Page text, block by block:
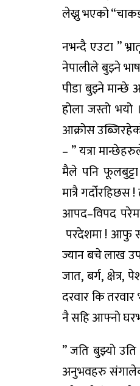
लेख्नुभएको“
नभन्दैएउटा ”
नेपालीलेबुझ्ने
पीडाबुझ्नेमान्छे
होला जस्तो भयो ।
आक्रोस
– ”यत्रा
मैले पनि फूलबुट्टा
मात्रैगर्दोरहिछस!
आपद–विपद
परदेशमा! आफु
ज्यानबचेलाख
जात,बर्ग,क्षेत्र,
दरवारकितरवार
नैसहिआफ्नोघर
”जति बुझ्योउति
अनुभवहरु